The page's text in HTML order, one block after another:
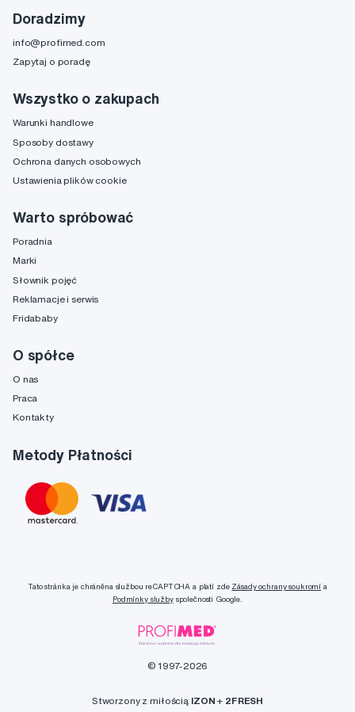
Doradzimy
info@profimed.com
Zapytaj o poradę
Wszystko o zakupach
Warunki handlowe
Sposoby dostawy
Ochrona danych osobowych
Ustawienia plików cookie
Warto spróbować
Poradnia
Marki
Słownik pojęć
Reklamacje i serwis
Fridababy
O spółce
O nas
Praca
Kontakty
Metody Płatności
Tato stránka je chráněna službou reCAPTCHA a platí zde Zásady ochrany soukromí a
Podmínky službyspolečnosti Google.
© 1997-2026
Stworzony z miłością IZON + 2FRESH